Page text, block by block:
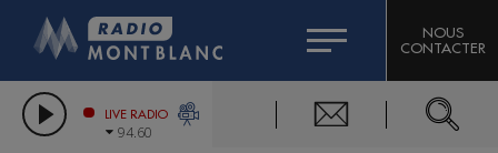
LES CHRONIQUES DE L'EXPERT
CITIZEN MACHINERY
GRAND MASSIF DOMAINES SKIABLES
COMPAGNIE DU MONT-BLANC
NOUS
CONTACTER
LIVE RADIO
94.60